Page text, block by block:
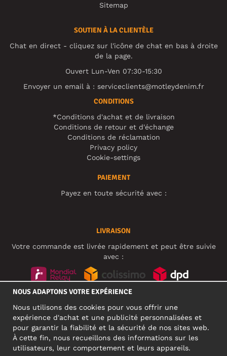
Sitemap
SOUTIEN À LA CLIENTÈLE
Chat en direct - cliquez sur l'icône de chat en bas à droite
de la page.
Ouvert Lun-Ven 07:30-15:30
Envoyer un email à : serviceclients@motleydenim.fr
CONDITIONS
*Conditions d'achat et de livraison
Conditions de retour et d'échange
Conditions de réclamation
Privacy policy
Cookie-settings
PAIEMENT
Payez en toute sécurité avec :
LIVRAISON
Votre commande est livrée rapidement et peut être suivie
avec :
ADRESSE PROFESSIONNELLE
NOUS ADAPTONS VOTRE EXPÉRIENCE
Nous utilisons des cookies pour vous offrir une
expérience d'achat et une publicité personnalisées et
pour garantir la fiabilité et la sécurité de nos sites web.
À cette fin, nous recueillons des informations sur les
utilisateurs, leur comportement et leurs appareils.